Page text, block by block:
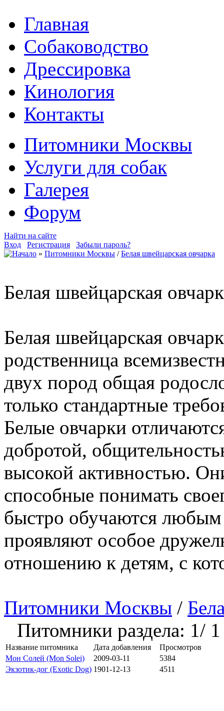
Главная
Собаководство
Дрессировка
Кинология
Контакты
Питомники Москвы
Услуги для собак
Галерея
Форум
Найти на сайте
Вход
Регистрация
Забыли пароль?
» Питомники Москвы /Белая швейцарская овчарка
Белая швейцарская
Белая швейцарская
родственница
двух пород общая
только стандартные
Белые овчарки
добротой,
высокой активностью.
способные понимать
быстро обучаются
проявляют особое
отношению к детям, с
Питомники Москвы /
Питомники раздела: 1/
Название питомника Дата добавления
Просмотров
Мон Солей (Mon Solei)
2009-03-11
5384
Экзотик-дог (Exotic Dog) 1901-12-13 4511